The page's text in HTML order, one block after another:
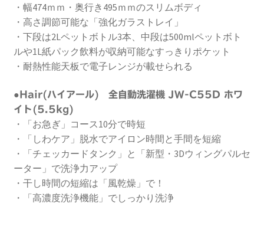
¥44,000
で
し
は
¥41,250
で
・幅474ｍｍ・奥行き495ｍｍのスリムボディ
・高さ調節可能な「強化ガラストレイ」
・下段は2Lペットボトル3本、中段は500mlペットボト
ルや1L紙パック飲料が収納可能なすっきりポケット
・耐熱性能天板で電子レンジが載せられる
●Hair(ハイアール) 全自動洗濯機 JW-C55D ホワ
イト(5.5kg)
・「お急ぎ」コース10分で時短
・「しわケア」脱水でアイロン時間と手間を短縮
・「チェッカードタンク」と「新型・3Dウィングパルセ
ーター」で洗浄力アップ
・干し時間の短縮は「風乾燥」で！
・「高濃度洗浄機能」でしっかり洗浄